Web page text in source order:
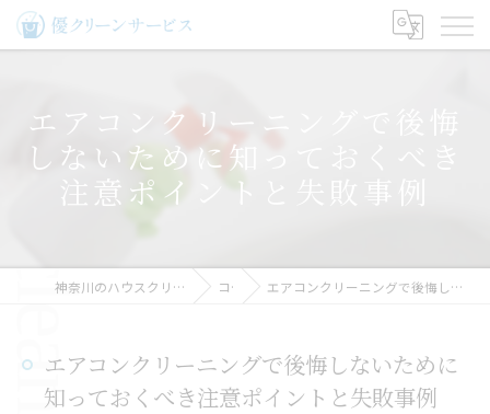
エアコンクリーニングで後悔
しないために知っておくべき
注意ポイントと失敗事例
神奈川のハウスクリーニングなら優クリーンサービス コラム エアコンクリーニングで後悔しないために知っておくべき注意ポイントと失敗事例
エアコンクリーニングで後悔しないために
知っておくべき注意ポイントと失敗事例